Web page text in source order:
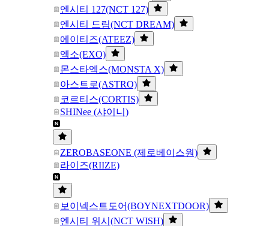
엔시티 127(NCT 127)
엔시티 드림(NCT DREAM)
에이티즈(ATEEZ)
엑소(EXO)
몬스타엑스(MONSTA X)
아스트로(ASTRO)
코르티스(CORTIS)
SHINee (샤이니)
ZEROBASEONE (제로베이스원)
라이즈(RIIZE)
보이넥스트도어(BOYNEXTDOOR)
엔시티 위시(NCT WISH)